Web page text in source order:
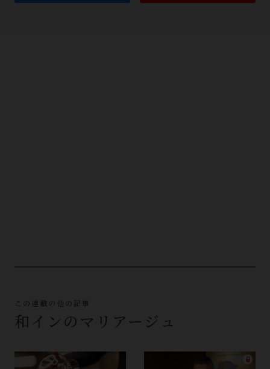
この連載の他の記事
和インのマリアージュ